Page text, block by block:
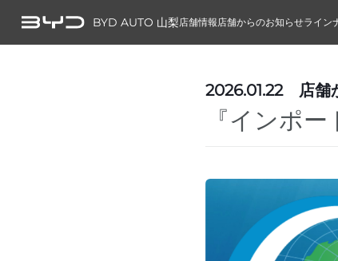
BYD AUTO 山梨店舗情報店舗からのお知らせライン
2026.01.22 店舗
『インポ